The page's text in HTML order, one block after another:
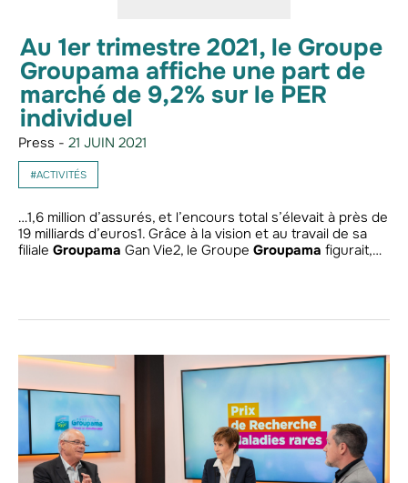
Au 1er trimestre 2021, le Groupe
Groupama affiche une part de
marché de 9,2% sur le PER
individuel
Press - 21 JUIN 2021
#ACTIVITÉS
…1,6 million d’assurés, et l’encours total s’élevait à près de
19 milliards d’euros1. Grâce à la vision et au travail de sa
filiale Groupama Gan Vie2, le Groupe Groupama figurait,…